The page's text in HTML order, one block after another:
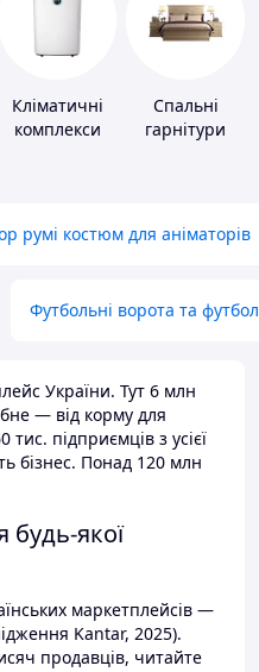
Кліматичні
комплекси
Спальні
гарнітури
румі костюм для аніматорів
Футбольні ворота та
України. Тут 6 млн
— від корму для
підприємців з усієї
бізнес. Понад 120 млн
якої
маркетплейсів —
Kantar, 2025).
продавців, читайте